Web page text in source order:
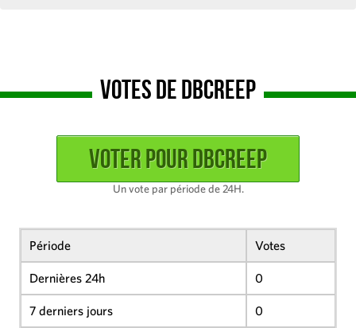
Votes de Dbcreep
Un vote par période de 24H.
Période Votes
Dernières 24h 0
7 derniers jours 0